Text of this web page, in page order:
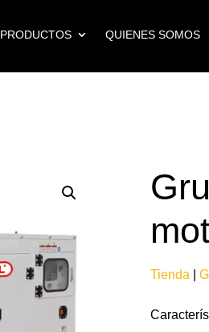
PRODUCTOS QUIENES SOMOS
Tienda